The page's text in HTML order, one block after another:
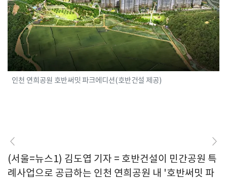
인천 연희공원 호반써밋 파크에디션(호반건설 제공)
(서울=뉴스1) 김도엽 기자 = 호반건설이 민간공원 특
례사업으로 공급하는 인천 연희공원 내 '호반써밋 파